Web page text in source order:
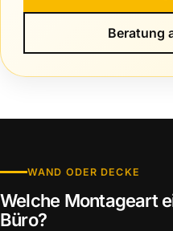
Beratung
WAND ODER DECKE
Welche Montageart
Büro?